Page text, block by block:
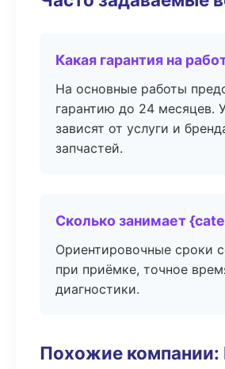
Какая гарантия на
На основные работы
гарантию до 24 месяцев.
зависят от услуги и
запчастей.
Сколько занимает
Ориентировочные сроки
при приёмке, точное
диагностики.
Похожие компании: